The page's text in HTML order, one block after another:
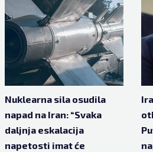
Nuklearna sila osudila
napad na Iran: “Svaka
daljnja eskalacija
napetosti imat će